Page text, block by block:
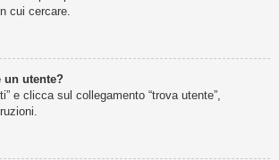
cui cercare.
un utente?
e clicca sul collegamento “trova utente”,